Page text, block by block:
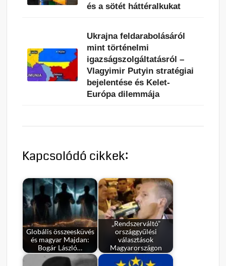
és a sötét háttéralkukat
Ukrajna feldarabolásáról
mint történelmi
igazságszolgáltatásról –
Vlagyimir Putyin stratégiai
bejelentése és Kelet-
Európa dilemmája
Kapcsolódó cikkek:
Globális összeesküvés
és magyar Majdan:
Bogár László…
„Rendszerváltó”
országgyűlési
választások
Magyarországon